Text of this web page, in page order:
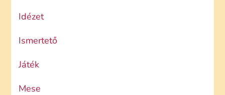
Idézet
Ismertető
Játék
Mese